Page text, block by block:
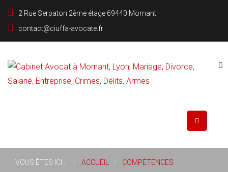
2 Rue Serpaton 2ème étage 69440 Mornant
contact@ciuffa-avocate.fr
VOUS ÊTES ICI : ACCUEIL
COMPÉTENCES